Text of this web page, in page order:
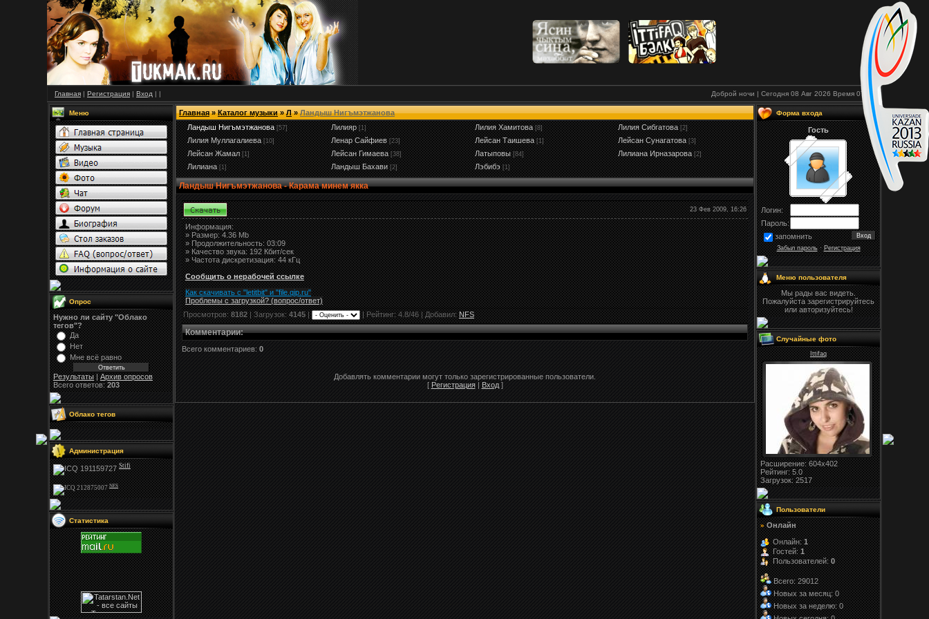
Главная | Регистрация | Вход | | Доброй ночи | Сегодня 08 Авг 2026 Время 07:07
Меню
Опрос
Нужно ли сайту "Облако
тегов"?
Да
Нет
Мне всё равно
Результаты|Архив опросов
Всего ответов:203
Облако тегов
Администрация
Stifi
NFS
Статистика
Главная»Каталог музыки»Л» Ландыш Нигъмэтжанова
Ландыш Нигъмэтжанова [57] Лилияр [1] Лилия Хамитова [8] Лилия Сибгатова [2]
Лилия Муллагалиева [10] Ленар Сайфиев [23] Лейсан Таишева [1] Лейсан Сунагатова [3]
Лейсан Жамал [1] Лейсан Гимаева [38] Латыповы [84] Лилиана Ирназарова [2]
Лилиана [1] Ландыш Бахави [2] Лэбибэ [1]
Ландыш Нигъмэтжанова - Карама минем якка
23 Фев 2009, 16:26
Информация:
»Размер:4.36 Mb
» Продолжительность: 03:09
» Качество звука: 192 Кбит/сек
» Частота дискретизация: 44 кГц
Сообщить о нерабочей ссылке
Как скачивать с "letitbit" и "file.qip.ru"
Проблемы с загрузкой? (вопрос/ответ)
Просмотров:8182| Загрузок:4145| |Рейтинг:4.8/46 | Добавил:NFS
Комментарии:
Всего комментариев: 0
Добавлять комментарии могут только зарегистрированные пользователи.
[ Регистрация| Вход]
Форма входа
Гость
Логин:
Пароль:
запомнить
Забыл пароль·Регистрация
Меню пользователя
Мы рады вас видеть.
Пожалуйста зарегистрируйтесь
или авторизуйтесь!
Случайные фото
Ittifaq
Расширение: 604x402
Рейтинг:5.0
Загрузок: 2517
Пользователи
» Онлайн
Онлайн:1
Гостей:1
Пользователей:0
Всего: 29012
Новых за месяц: 0
Новых за неделю: 0